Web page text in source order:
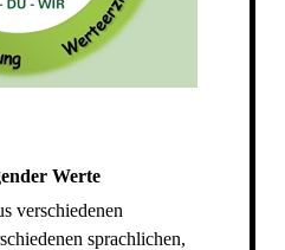
Werte
verschiedenen
sprachlichen,